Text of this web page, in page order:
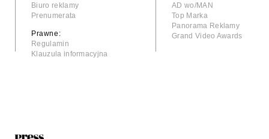
Biuro reklamy
Prenumerata
Prawne:
Regulamin
Klauzula informacyjna
AD wo/MAN
Top Marka
Panorama Reklamy
Grand Video Awards